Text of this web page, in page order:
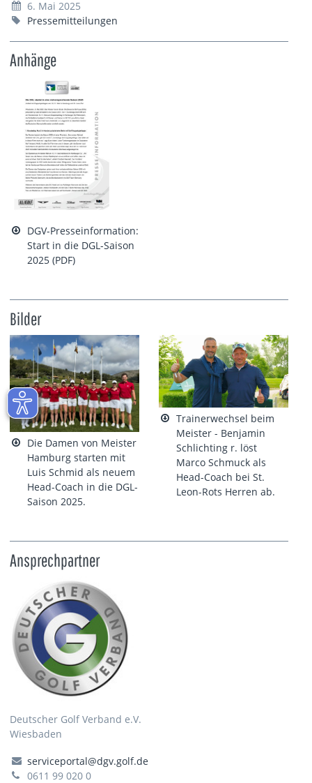
6. Mai 2025
Pressemitteilungen
Anhänge
DGV-Presseinformation:
Start in die DGL-Saison
2025 (PDF)
Bilder
Die Damen von Meister
Hamburg starten mit
Luis Schmid als neuem
Head-Coach in die DGL-
Saison 2025.
Trainerwechsel beim
Meister - Benjamin
Schlichting r. löst
Marco Schmuck als
Head-Coach bei St.
Leon-Rots Herren ab.
Ansprechpartner
Deutscher Golf Verband e.V.
Wiesbaden
serviceportal@dgv.golf.de
0611 99 020 0